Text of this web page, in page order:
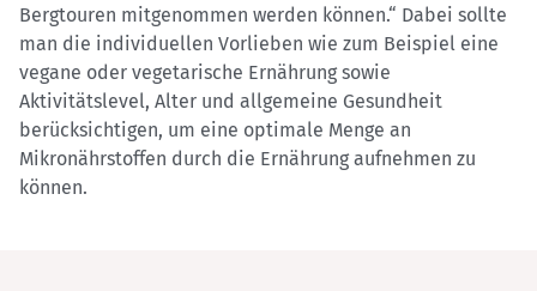
Bergtouren mitgenommen werden können.“ Dabei sollte
man die individuellen Vorlieben wie zum Beispiel eine
vegane oder vegetarische Ernährung sowie
Aktivitätslevel, Alter und allgemeine Gesundheit
berücksichtigen, um eine optimale Menge an
Mikronährstoffen durch die Ernährung aufnehmen zu
können.